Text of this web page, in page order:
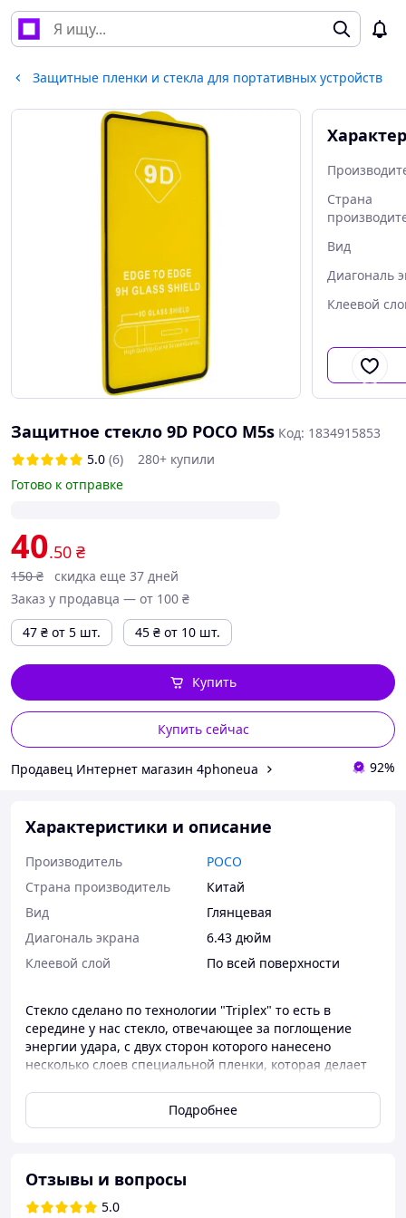
Защитные пленки и стекла для портативных устройств
Страна
Вид
Диагональ
Клеевой
Защитное стекло 9D POCO M5s Код: 1834915853
5.0 (6)
280+ купили
Готово к отправке
40.50 ₴
150 ₴
скидка еще 37 дней
Заказ у продавца — от 100 ₴
47 ₴ от 5 шт. 45 ₴ от 10 шт.
Купить сейчас
Купить
Продавец Интернет магазин 4phoneua 92%
Характеристики и описание
Производитель
POCO
Страна производитель
Китай
Вид
Глянцевая
Диагональ экрана
6.43 дюйм
Клеевой слой
По всей поверхности
Стекло сделано по технологии "Triplex" то есть в
середине у нас стекло, отвечающее за поглощение
энергии удара, с двух сторон которого нанесено
несколько слоев специальной пленки, которая делает
повреждениям.
Толщина 0,28 мм.
Стекло закалено, имеет твердость 9Н.
Олеофобное покрытие - присутствует.
Подробнее
Отзывы и вопросы
5.0